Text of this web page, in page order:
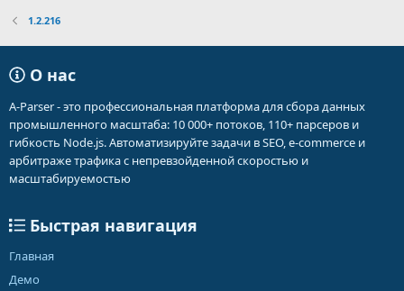
1.2.216
О нас
A-Parser - это профессиональная платформа для сбора данных
промышленного масштаба: 10 000+ потоков, 110+ парсеров и
гибкость Node.js. Автоматизируйте задачи в SEO, e-commerce и
арбитраже трафика с непревзойденной скоростью и
масштабируемостью
Быстрая навигация
Главная
Демо